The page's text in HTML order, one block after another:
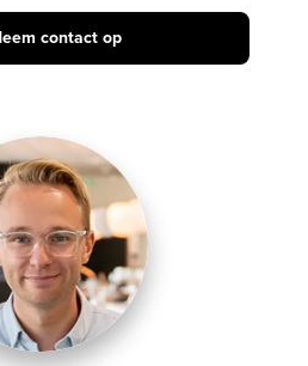
contact op